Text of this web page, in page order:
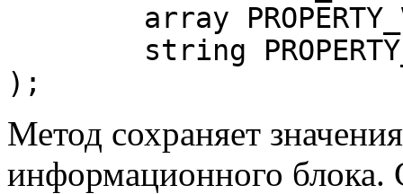
);
Метод сохраняет
информационного блока.